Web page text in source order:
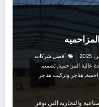
أفضل شركات
عالية المزاحمية, تصميم
, هناجر وتركيب هناجر
والتجارية التي توفر